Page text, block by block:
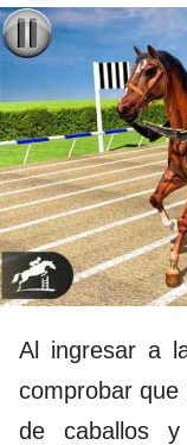
Al ingresar a
comprobar
de caballos